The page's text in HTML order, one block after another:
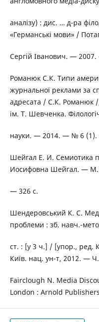
аналізу) : дис. … д-ра
«Германські мови» /
Сергій Іванович. —
Романюк С.К. Типи
журнальної реклами за
адресата / С.К. Романюк
ім. Т. Шевченка.
науки. — 2014. — № 6 (1).
Шейгал Е. И. Семиотика
Иосифовна Шейгал. — М.
— 326 с.
Шендеровський К. С.
проблеми : зб. навч.-
ст. : [у 3 ч.] / [упор., ред.
Київ. нац. ун-т, 2012. —
Fairclough N. Media
London : Arnold